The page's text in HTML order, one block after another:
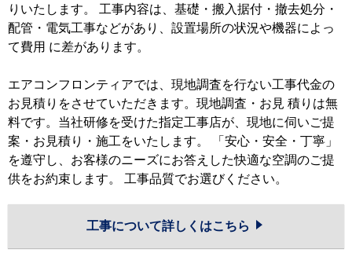
りいたします。 工事内容は、基礎・搬入据付・撤去処分・
配管・電気工事などがあり、設置場所の状況や機器によっ
て費用 に差があります。
エアコンフロンティアでは、現地調査を行ない工事代金の
お見積りをさせていただきます。現地調査・お見 積りは無
料です。当社研修を受けた指定工事店が、現地に伺いご提
案・お見積り・施工をいたします。 「安心・安全・丁寧」
を遵守し、お客様のニーズにお答えした快適な空調のご提
供をお約束します。 工事品質でお選びください。
工事について詳しくはこちら